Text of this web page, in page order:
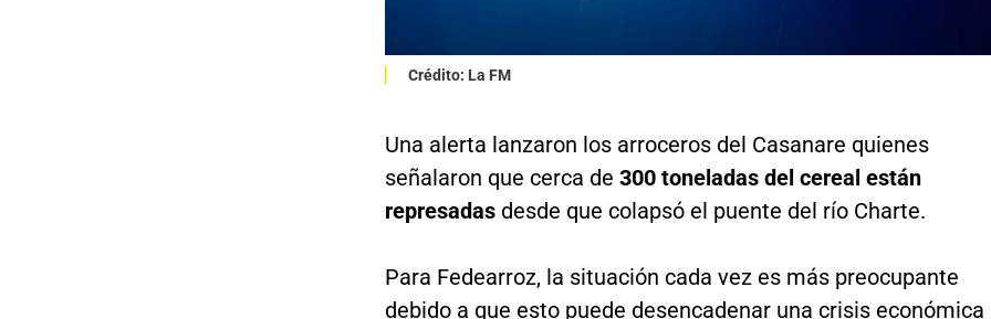
Crédito: La FM
Una alerta lanzaron los arroceros del Casanare quienes
señalaron que cerca de 300 toneladas del cereal están
represadasdesde que colapsó el puente del río Charte.
Para Fedearroz, la situación cada vez es más preocupante
debido a que esto puede desencadenar una crisis económica